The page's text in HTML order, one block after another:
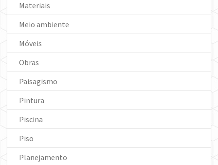
Materiais
Meio ambiente
Móveis
Obras
Paisagismo
Pintura
Piscina
Piso
Planejamento